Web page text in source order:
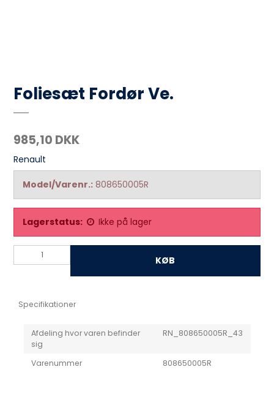
Foliesæt Fordør Ve.
985,10 DKK
Renault
Model/Varenr.: 808650005R
Lagerstatus: Ikke på lager
KØB
Specifikationer
Afdeling hvor varen befinder
sig
RN_808650005R_43
Varenummer 808650005R